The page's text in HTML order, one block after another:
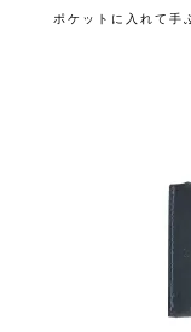
ポケットに入れて手